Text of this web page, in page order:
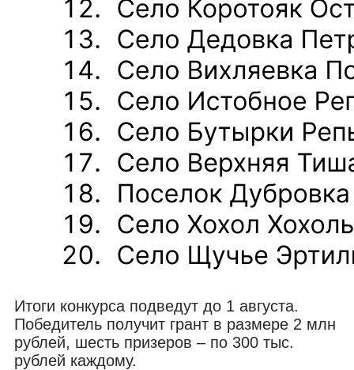
Итоги конкурса подведут до 1 августа.
Победитель получит грант в размере 2 млн
рублей, шесть призеров – по 300 тыс.
рублей каждому.